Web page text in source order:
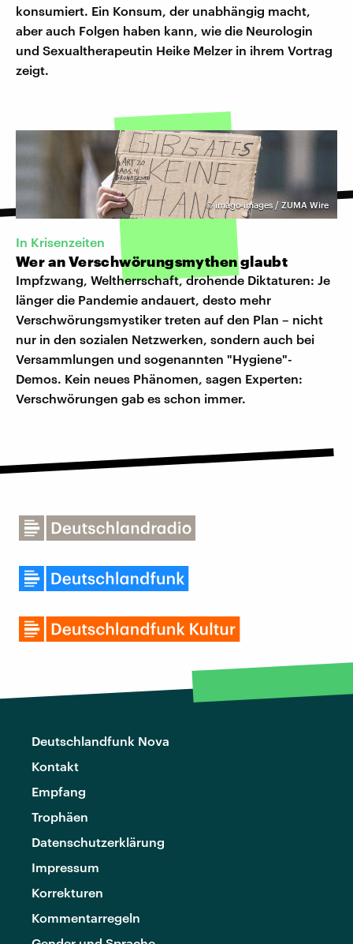
konsumiert. Ein Konsum, der unabhängig macht,
aber auch Folgen haben kann, wie die Neurologin
und Sexualtherapeutin Heike Melzer in ihrem Vortrag
zeigt.
©imago images / ZUMA Wire
In Krisenzeiten
Wer an Verschwörungsmythen glaubt
Impfzwang, Weltherrschaft, drohende Diktaturen: Je
länger die Pandemie andauert, desto mehr
Verschwörungsmystiker treten auf den Plan – nicht
nur in den sozialen Netzwerken, sondern auch bei
Versammlungen und sogenannten "Hygiene"-
Demos. Kein neues Phänomen, sagen Experten:
Verschwörungen gab es schon immer.
Deutschlandfunk Nova
Kontakt
Empfang
Trophäen
Datenschutzerklärung
Impressum
Korrekturen
Kommentarregeln